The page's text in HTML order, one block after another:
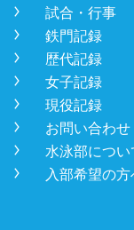
󿾡 試合・行事
󿾡 鉄門記録
󿾡 歴代記録
󿾡 女子記録
󿾡 現役記録
󿾡 お問い合わせ
󿾡 水泳部につい
󿾡 入部希望の方